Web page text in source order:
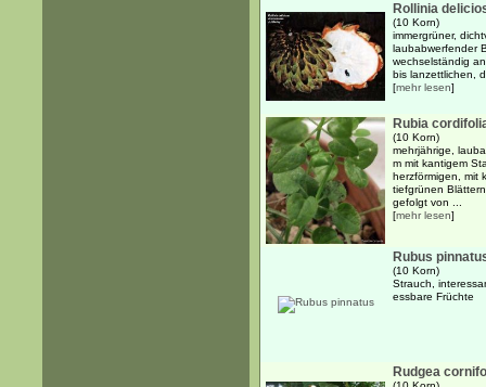
Rollinia
(10 Korn)
immergrüner,
laubabwerfender
wechselständig
bis lanzettlichen,
[mehr lesen]
Rubia
(10 Korn)
mehrjährige,
m mit kantigem
herzförmigen, mit
tiefgrünen
gefolgt von ...
[mehr lesen]
Rubus
(10 Korn)
Strauch,
essbare Früchte
Rudgea